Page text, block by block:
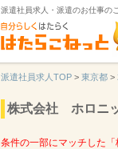
派遣社員求人・派遣のお仕事の
派遣社員求人TOP > 東京都 >
株式会社 ホロニ
条件の一部にマッチした